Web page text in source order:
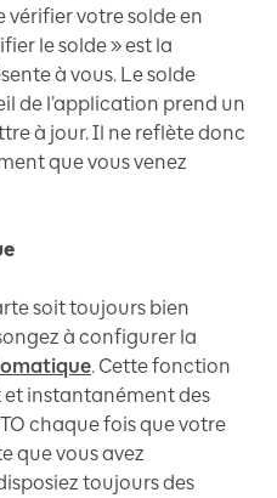
vérifier votre solde en
le solde » est la
à vous. Le solde
de l’application prend un
à jour. Il ne reflète donc
que vous venez
soit toujours bien
à configurer la
. Cette fonction
instantanément des
chaque fois que votre
que vous avez
toujours des